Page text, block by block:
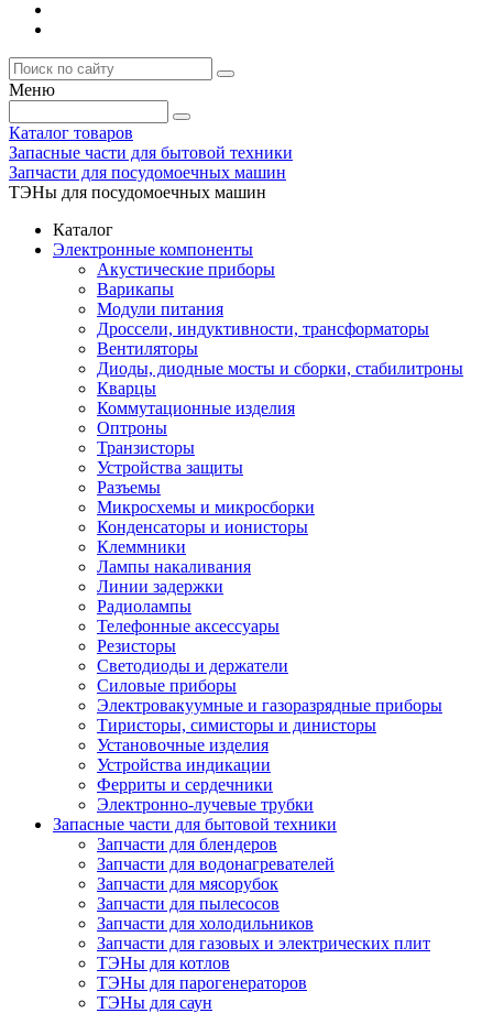
Меню
Каталог товаров
Запасные части для бытовой техники
Запчасти для посудомоечных машин
ТЭНы для посудомоечных машин
Каталог
Электронные компоненты
Акустические приборы
Варикапы
Модули питания
Дроссели, индуктивности, трансформаторы
Вентиляторы
Диоды, диодные мосты и сборки, стабилитроны
Кварцы
Коммутационные изделия
Оптроны
Транзисторы
Устройства защиты
Разъемы
Микросхемы и микросборки
Конденсаторы и ионисторы
Клеммники
Лампы накаливания
Линии задержки
Радиолампы
Телефонные аксессуары
Резисторы
Светодиоды и держатели
Силовые приборы
Электровакуумные и газоразрядные приборы
Тиристоры, симисторы и динисторы
Установочные изделия
Устройства индикации
Ферриты и сердечники
Электронно-лучевые трубки
Запасные части для бытовой техники
Запчасти для блендеров
Запчасти для водонагревателей
Запчасти для мясорубок
Запчасти для пылесосов
Запчасти для холодильников
Запчасти для газовых и электрических плит
ТЭНы для котлов
ТЭНы для парогенераторов
ТЭНы для саун